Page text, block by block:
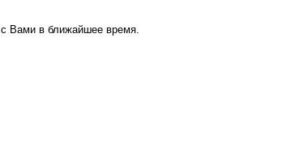
Вами в ближайшее время.